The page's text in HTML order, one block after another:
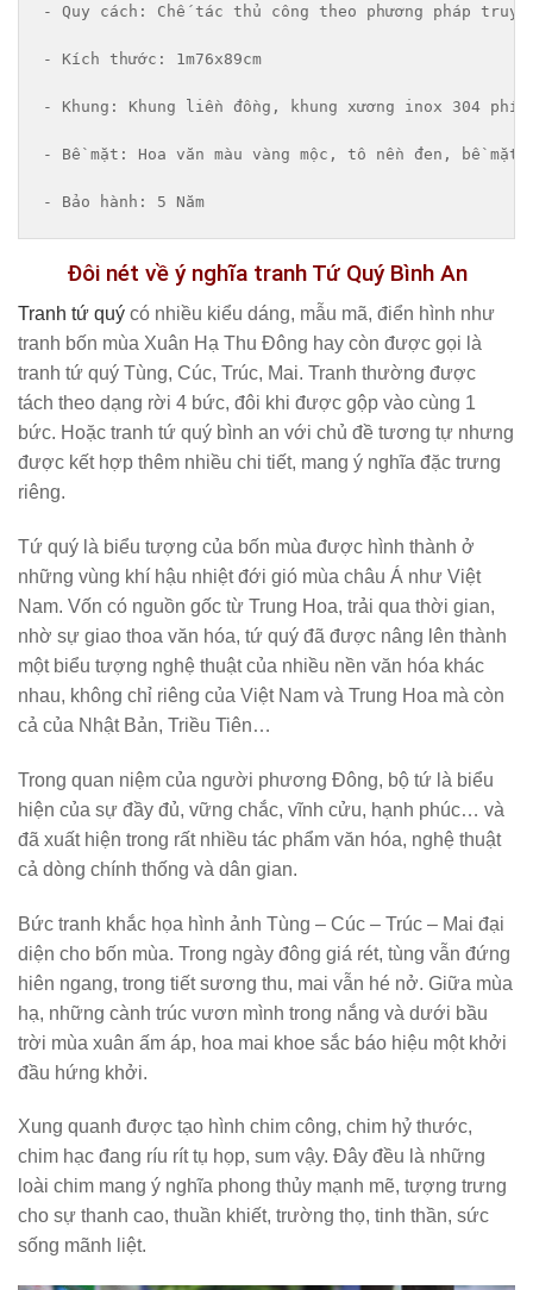
- Quy cách : Chế tác thủ công theo phương pháp
- Kích thước : 1m76x89cm
- Khung : Khung liền đồng, khung xương inox 304 phía
- Bề mặt : Hoa văn màu vàng mộc, tô nền đen, bề
- Bảo hành : 5 Năm
Đôi nét về ý nghĩa tranh Tứ Quý Bình An
Tranh tứ quý có nhiều kiểu dáng, mẫu mã, điển hình như
tranh bốn mùa Xuân Hạ Thu Đông hay còn được gọi là
tranh tứ quý Tùng, Cúc, Trúc, Mai. Tranh thường được
tách theo dạng rời 4 bức, đôi khi được gộp vào cùng 1
bức. Hoặc tranh tứ quý bình an với chủ đề tương tự nhưng
được kết hợp thêm nhiều chi tiết, mang ý nghĩa đặc trưng
riêng.
Tứ quý là biểu tượng của bốn mùa được hình thành ở
những vùng khí hậu nhiệt đới gió mùa châu Á như Việt
Nam. Vốn có nguồn gốc từ Trung Hoa, trải qua thời gian,
nhờ sự giao thoa văn hóa, tứ quý đã được nâng lên thành
một biểu tượng nghệ thuật của nhiều nền văn hóa khác
nhau, không chỉ riêng của Việt Nam và Trung Hoa mà còn
cả của Nhật Bản, Triều Tiên…
Trong quan niệm của người phương Đông, bộ tứ là biểu
hiện của sự đầy đủ, vững chắc, vĩnh cửu, hạnh phúc… và
đã xuất hiện trong rất nhiều tác phẩm văn hóa, nghệ thuật
cả dòng chính thống và dân gian.
Bức tranh khắc họa hình ảnh Tùng – Cúc – Trúc – Mai đại
diện cho bốn mùa. Trong ngày đông giá rét, tùng vẫn đứng
hiên ngang, trong tiết sương thu, mai vẫn hé nở. Giữa mùa
hạ, những cành trúc vươn mình trong nắng và dưới bầu
trời mùa xuân ấm áp, hoa mai khoe sắc báo hiệu một khởi
đầu hứng khởi.
Xung quanh được tạo hình chim công, chim hỷ thước,
chim hạc đang ríu rít tụ họp, sum vậy. Đây đều là những
loài chim mang ý nghĩa phong thủy mạnh mẽ, tượng trưng
cho sự thanh cao, thuần khiết, trường thọ, tinh thần, sức
sống mãnh liệt.